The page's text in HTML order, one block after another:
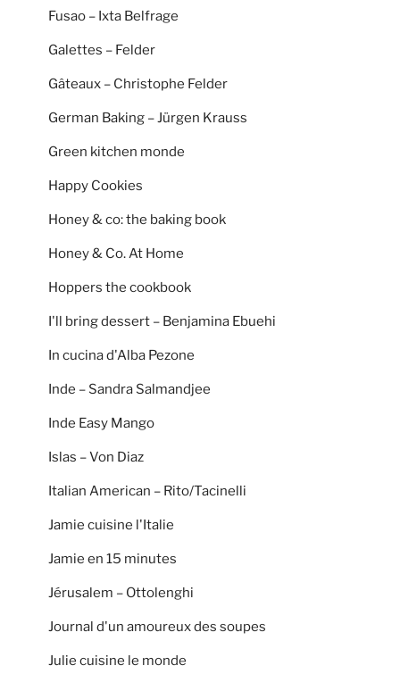
Fusao – Ixta Belfrage
Galettes – Felder
Gâteaux – Christophe Felder
German Baking – Jürgen Krauss
Green kitchen monde
Happy Cookies
Honey & co: the baking book
Honey & Co. At Home
Hoppers the cookbook
I'll bring dessert – Benjamina Ebuehi
In cucina d'Alba Pezone
Inde – Sandra Salmandjee
Inde Easy Mango
Islas – Von Diaz
Italian American – Rito/Tacinelli
Jamie cuisine l'Italie
Jamie en 15 minutes
Jérusalem – Ottolenghi
Journal d'un amoureux des soupes
Julie cuisine le monde